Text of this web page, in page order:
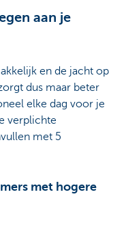
aan je
en de jacht op
dus maar beter
elke dag voor je
verplichte
met 5
met hogere